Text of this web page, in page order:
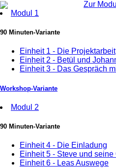
Skip
to
content
Zur
Modul 1
90 Minuten-Variante
Einheit 1 - Die Projektarbeit
Einheit 2 - Betül und
Einheit 3 - Das Gespräch
Workshop-Variante
Modul 2
90 Minuten-Variante
Einheit 4 - Die Einladung
Einheit 5 - Steve und seine
Einheit 6 - Leas Auswege